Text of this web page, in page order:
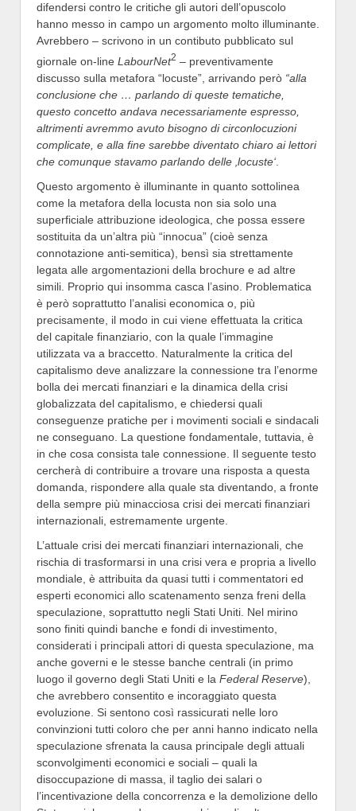
difendersi contro le critiche gli autori dell’opuscolo
hanno messo in campo un argomento molto illuminante.
Avrebbero – scrivono in un contibuto pubblicato sul
giornale on-line LabourNet2 – preventivamente
discusso sulla metafora “locuste”, arrivando però “alla
conclusione che … parlando di queste tematiche,
questo concetto andava necessariamente espresso,
altrimenti avremmo avuto bisogno di circonlocuzioni
complicate, e alla fine sarebbe diventato chiaro ai lettori
che comunque stavamo parlando delle ‚locuste‘
Questo argomento è illuminante in quanto sottolinea
come la metafora della locusta non sia solo una
superficiale attribuzione ideologica, che possa essere
sostituita da un’altra più “innocua” (cioè senza
connotazione anti-semitica), bensì sia strettamente
legata alle argomentazioni della brochure e ad altre
simili. Proprio qui insomma casca l’asino. Problematica
è però soprattutto l’analisi economica o, più
precisamente, il modo in cui viene effettuata la critica
del capitale finanziario, con la quale l’immagine
utilizzata va a braccetto. Naturalmente la critica del
capitalismo deve analizzare la connessione tra l’enorme
bolla dei mercati finanziari e la dinamica della crisi
globalizzata del capitalismo, e chiedersi quali
conseguenze pratiche per i movimenti sociali e sindacali
ne conseguano. La questione fondamentale, tuttavia, è
in che cosa consista tale connessione. Il seguente testo
cercherà di contribuire a trovare una risposta a questa
domanda, rispondere alla quale sta diventando, a fronte
della sempre più minacciosa crisi dei mercati finanziari
internazionali, estremamente urgente.
L’attuale crisi dei mercati finanziari internazionali, che
rischia di trasformarsi in una crisi vera e propria a livello
mondiale, è attribuita da quasi tutti i commentatori ed
esperti economici allo scatenamento senza freni della
speculazione, soprattutto negli Stati Uniti. Nel mirino
sono finiti quindi banche e fondi di investimento,
considerati i principali attori di questa speculazione, ma
anche governi e le stesse banche centrali (in primo
luogo il governo degli Stati Uniti e la Federal Reserve),
che avrebbero consentito e incoraggiato questa
evoluzione. Si sentono così rassicurati nelle loro
convinzioni tutti coloro che per anni hanno indicato nella
speculazione sfrenata la causa principale degli attuali
sconvolgimenti economici e sociali – quali la
disoccupazione di massa, il taglio dei salari o
l’incentivazione della concorrenza e la demolizione dello